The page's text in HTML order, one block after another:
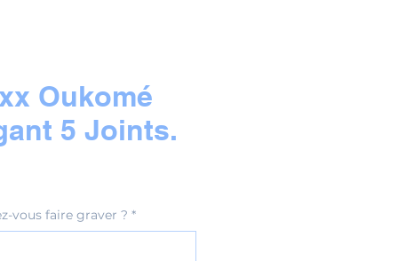
Oukomé
5 Joints.
vous faire graver ? *